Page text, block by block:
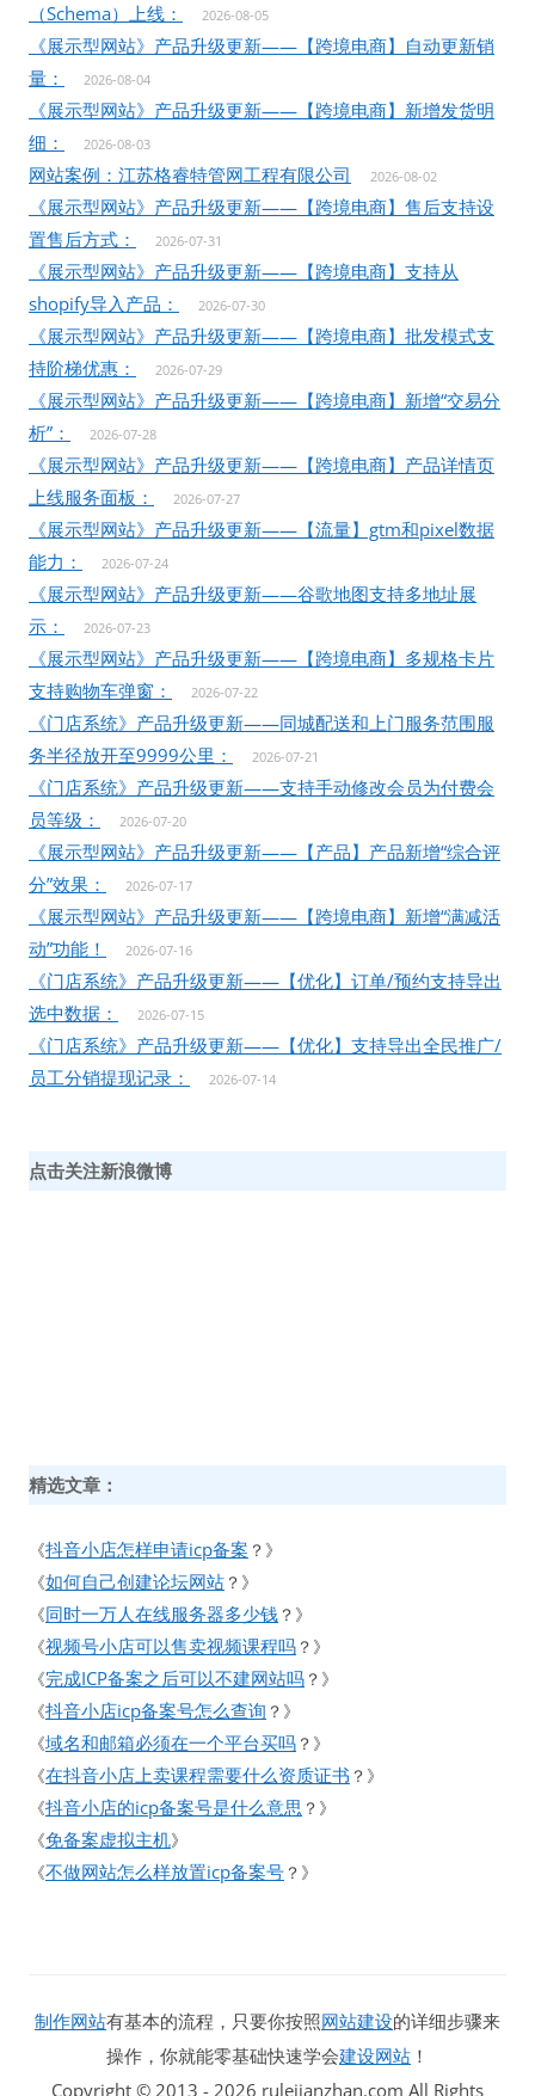
（Schema）上线：
2026-08-05
《展示型网站》产品升级更新——【跨境电商】自动更新销
量：
2026-08-04
《展示型网站》产品升级更新——【跨境电商】新增发货明
细：
2026-08-03
网站案例：江苏格睿特管网工程有限公司 2026-08-02
《展示型网站》产品升级更新——【跨境电商】售后支持设
置售后方式：
2026-07-31
《展示型网站》产品升级更新——【跨境电商】支持从
shopify导入产品：
2026-07-30
《展示型网站》产品升级更新——【跨境电商】批发模式支
持阶梯优惠：
2026-07-29
《展示型网站》产品升级更新——【跨境电商】新增“交易分
析”：
2026-07-28
《展示型网站》产品升级更新——【跨境电商】产品详情页
上线服务面板：
2026-07-27
《展示型网站》产品升级更新——【流量】gtm和pixel数据
能力：
2026-07-24
《展示型网站》产品升级更新——谷歌地图支持多地址展
示：
2026-07-23
《展示型网站》产品升级更新——【跨境电商】多规格卡片
支持购物车弹窗：
2026-07-22
《门店系统》产品升级更新——同城配送和上门服务范围服
务半径放开至9999公里：
2026-07-21
《门店系统》产品升级更新——支持手动修改会员为付费会
员等级：
2026-07-20
《展示型网站》产品升级更新——【产品】产品新增“综合评
分”效果：
2026-07-17
《展示型网站》产品升级更新——【跨境电商】新增“满减活
动”功能！
2026-07-16
《门店系统》产品升级更新——【优化】订单/预约支持导出
选中数据：
2026-07-15
《门店系统》产品升级更新——【优化】支持导出全民推广/
员工分销提现记录：
2026-07-14
点击关注新浪微博
精选文章：
《抖音小店怎样申请icp备案 ？》
《如何自己创建论坛网站 ？》
《同时一万人在线服务器多少钱 ？》
《视频号小店可以售卖视频课程吗 ？》
《完成ICP备案之后可以不建网站吗 ？》
《抖音小店icp备案号怎么查询 ？》
《域名和邮箱必须在一个平台买吗 ？》
《在抖音小店上卖课程需要什么资质证书 ？》
《抖音小店的icp备案号是什么意思 ？》
《免备案虚拟主机》
《不做网站怎么样放置icp备案号 ？》
制作网站有基本的流程，只要你按照网站建设的详细步骤来
操作，你就能零基础快速学会建设网站 ！
Copyright © 2013 - 2026 rulejianzhan.com All Rights